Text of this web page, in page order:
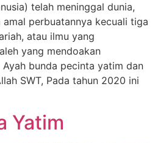
telah meninggal dunia,
perbuatannya kecuali tiga
atau ilmu yang
yang mendoakan
Ayah bunda pecinta yatim dan
SWT, Pada tahun 2020 ini
Yatim